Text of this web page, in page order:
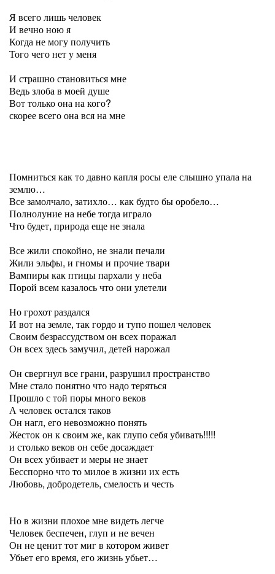
Я всего лишь человек
И вечно ною я
Когда не могу получить
Того чего нет у меня
И страшно становиться мне
Ведь злоба в моей душе
Вот только она на кого?
скорее всего она вся на мне
Помниться как то давно капля росы еле слышно упала на
землю…
Все замолчало, затихло… как будто бы оробело…
Полнолуние на небе тогда играло
Что будет, природа еще не знала
Все жили спокойно, не знали печали
Жили эльфы, и гномы и прочие твари
Вампиры как птицы пархали у неба
Порой всем казалось что они улетели
Но грохот раздался
И вот на земле, так гордо и тупо пошел человек
Своим безрассудством он всех поражал
Он всех здесь замучил, детей нарожал
Он свергнул все грани, разрушил пространство
Мне стало понятно что надо теряться
Прошло с той поры много веков
А человек остался таков
Он нагл, его невозможно понять
Жесток он к своим же, как глупо себя убивать!!!!!
и столько веков он себе досаждает
Он всех убивает и меры не знает
Бесспорно что то милое в жизни их есть
Любовь, добродетель, смелость и честь
Но в жизни плохое мне видеть легче
Человек беспечен, глуп и не вечен
Он не ценит тот миг в котором живет
Убьет его время, его жизнь убьет…